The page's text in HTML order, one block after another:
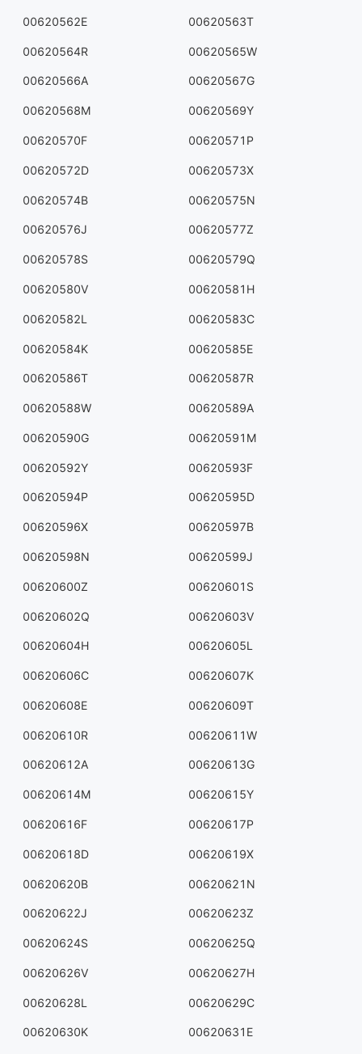
00620562E 00620563T
00620564R 00620565W
00620566A 00620567G
00620568M 00620569Y
00620570F 00620571P
00620572D 00620573X
00620574B 00620575N
00620576J 00620577Z
00620578S 00620579Q
00620580V 00620581H
00620582L 00620583C
00620584K 00620585E
00620586T 00620587R
00620588W 00620589A
00620590G 00620591M
00620592Y 00620593F
00620594P 00620595D
00620596X 00620597B
00620598N 00620599J
00620600Z 00620601S
00620602Q 00620603V
00620604H 00620605L
00620606C 00620607K
00620608E 00620609T
00620610R 00620611W
00620612A 00620613G
00620614M 00620615Y
00620616F 00620617P
00620618D 00620619X
00620620B 00620621N
00620622J 00620623Z
00620624S 00620625Q
00620626V 00620627H
00620628L 00620629C
00620630K 00620631E